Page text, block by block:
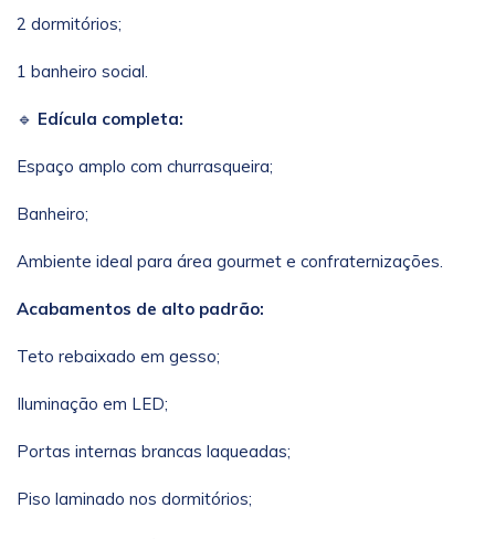
2 dormitórios;
1 banheiro social.
🔹 Edícula completa:
Espaço amplo com churrasqueira;
Banheiro;
Ambiente ideal para área gourmet e confraternizações.
Acabamentos de alto padrão:
Teto rebaixado em gesso;
Iluminação em LED;
Portas internas brancas laqueadas;
Piso laminado nos dormitórios;